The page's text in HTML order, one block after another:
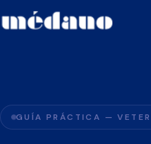
GUÍA PRÁCTICA —